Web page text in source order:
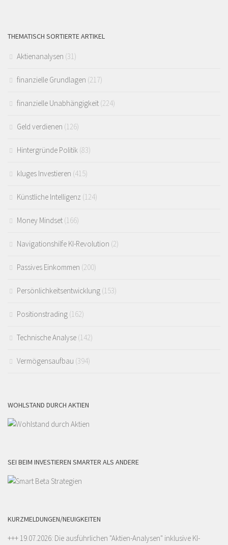
THEMATISCH SORTIERTE ARTIKEL
Aktienanalysen (31)
finanzielle Grundlagen (217)
finanzielle Unabhängigkeit (224)
Geld verdienen (126)
Hintergründe Politik (83)
kluges Investieren (415)
Künstliche Intelligenz (124)
Money Mindset (166)
Navigationshilfe KI-Revolution (2)
Passives Einkommen (200)
Persönlichkeitsentwicklung (153)
Positionstrading (162)
Technische Analyse (142)
Vermögensaufbau (394)
WOHLSTAND DURCH AKTIEN
SEI BEIM INVESTIEREN SMARTER ALS ANDERE
KURZMELDUNGEN/NEUIGKEITEN
+++ 19.07.2026: Die ausführlichen "Aktien-Analysen" inklusive KI-